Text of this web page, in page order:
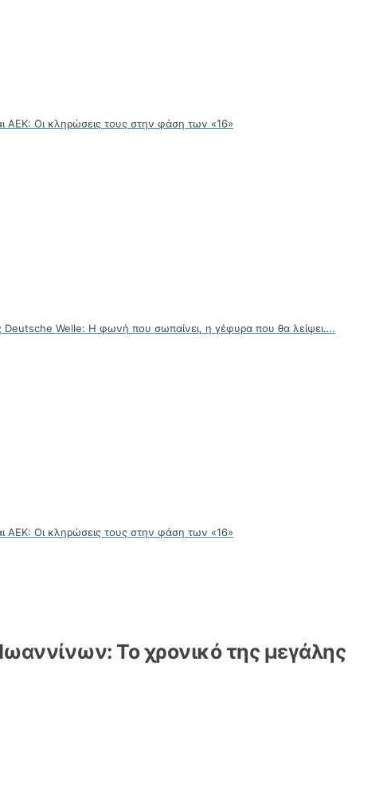
ΑΕΚ: Οι κληρώσεις τους στην φάση των «16»
Deutsche Welle: Η φωνή που σωπαίνει, η γέφυρα που θα λείψει….
ΑΕΚ: Οι κληρώσεις τους στην φάση των «16»
Το χρονικό της μεγάλης